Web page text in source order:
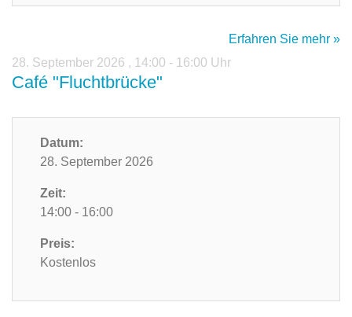
Erfahren Sie mehr »
28. September 2026 , 14:00 - 16:00 Uhr
Café "Fluchtbrücke"
Datum:
28. September 2026
Zeit:
14:00 - 16:00
Preis:
Kostenlos